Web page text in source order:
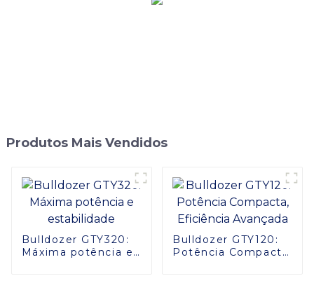
Produtos Mais Vendidos
Bulldozer GTY320:
Máxima potência e
Bulldozer GTY120:
Potência Compacta,